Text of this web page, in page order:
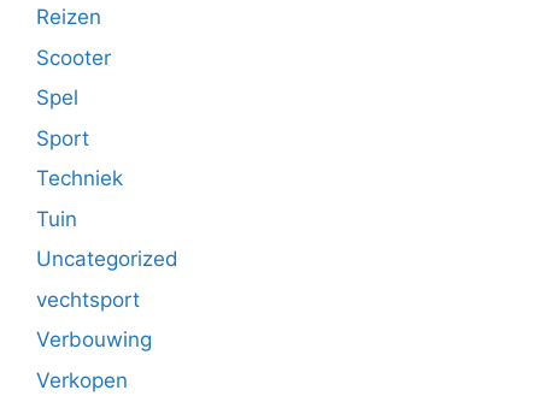
Reizen
Scooter
Spel
Sport
Techniek
Tuin
Uncategorized
vechtsport
Verbouwing
Verkopen